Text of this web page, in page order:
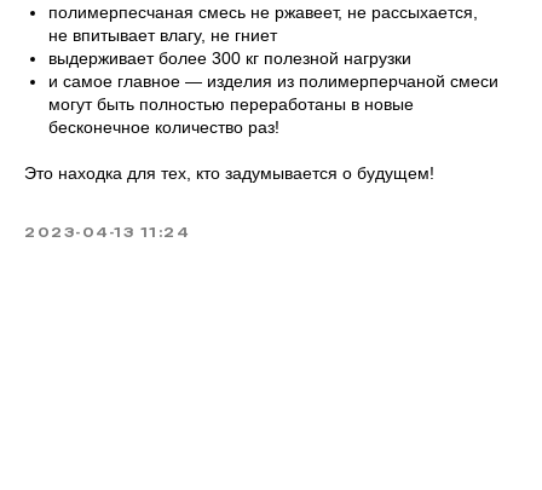
полимерпесчаная смесь не ржавеет, не рассыхается,
не впитывает влагу, не гниет
выдерживает более 300 кг полезной нагрузки
и самое главное — изделия из полимерперчаной смеси
могут быть полностью переработаны в новые
бесконечное количество раз!
Это находка для тех, кто задумывается о будущем!
2023-04-13 11:24
УСЛУГИ
БЛОГ
КОНТАКТЫ